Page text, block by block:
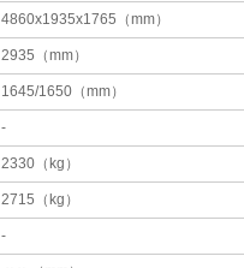
4860x1935x1765（mm）
2935（mm）
1645/1650（mm）
-
2330（kg）
2715（kg）
-